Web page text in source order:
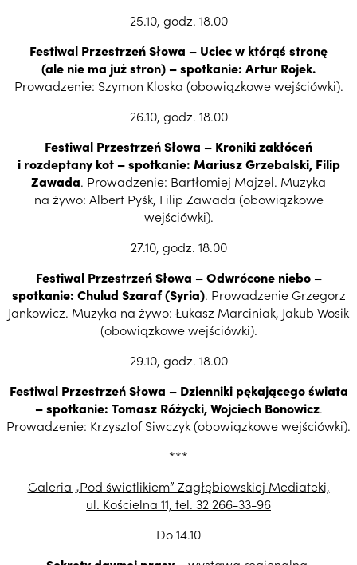
25.10, godz. 18.00
Festiwal Przestrzeń Słowa – Uciec w którąś stronę
(ale nie ma już stron) – spotkanie: Artur Rojek.
Prowadzenie: Szymon Kloska (obowiązkowe wejściówki).
26.10, godz. 18.00
Festiwal Przestrzeń Słowa – Kroniki zakłóceń
i rozdeptany kot – spotkanie: Mariusz Grzebalski, Filip
Zawada. Prowadzenie: Bartłomiej Majzel. Muzyka
na żywo: Albert Pyśk, Filip Zawada (obowiązkowe
wejściówki).
27.10, godz. 18.00
Festiwal Przestrzeń Słowa –Odwrócone niebo –
spotkanie: Chulud Szaraf (Syria). Prowadzenie Grzegorz
Jankowicz. Muzyka na żywo: Łukasz Marciniak, Jakub Wosik
(obowiązkowe wejściówki).
29.10, godz. 18.00
Festiwal Przestrzeń Słowa – Dzienniki pękającego świata
– spotkanie: Tomasz Różycki, Wojciech Bonowicz.
Prowadzenie: Krzysztof Siwczyk (obowiązkowe wejściówki).
***
Galeria „Pod świetlikiem” Zagłębiowskiej Mediateki,
ul. Kościelna 11, tel. 32 266-33-96
Do 14.10